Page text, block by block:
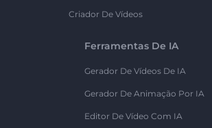
Criador De Vídeos
Ferramentas De IA
Gerador De Vídeos De IA
Gerador De Animação Por IA
Editor De Vídeo Com IA